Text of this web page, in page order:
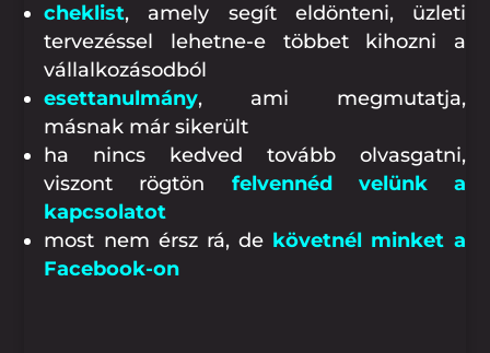
cheklist, amely segít eldönteni, üzleti
tervezéssel lehetne-e többet kihozni a
vállalkozásodból
esettanulmány, ami megmutatja,
másnak már sikerült
ha nincs kedved tovább olvasgatni,
viszont rögtön felvennéd velünk a
kapcsolatot
most nem érsz rá, de követnél minket a
Facebook-on